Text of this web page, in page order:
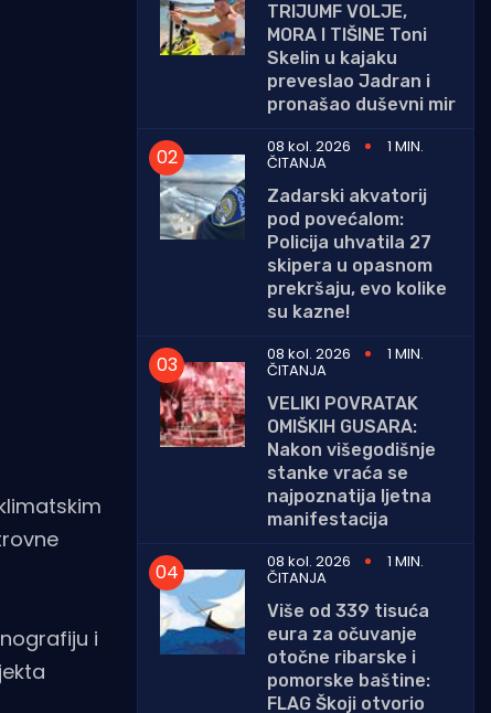
i
TRIJUMF VOLJE,
MORA I TIŠINE Toni
Skelin u kajaku
preveslao Jadran i
pronašao duševni mir
08 kol. 2026
1 MIN.
ČITANJA
Zadarski akvatorij
pod povećalom:
Policija uhvatila 27
skipera u opasnom
prekršaju, evo kolike
su kazne!
08 kol. 2026
1 MIN.
ČITANJA
VELIKI POVRATAK
OMIŠKIH GUSARA:
Nakon višegodišnje
stanke vraća se
najpoznatija ljetna
manifestacija
08 kol. 2026
1 MIN.
ČITANJA
Više od 339 tisuća
eura za očuvanje
otočne ribarske i
pomorske baštine:
FLAG Škoji otvorio